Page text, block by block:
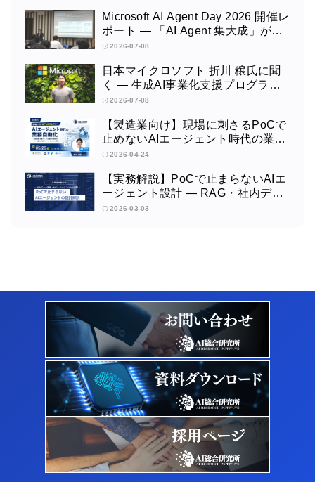
Microsoft AI Agent Day 2026 開催レ
ポート — 「AI Agent 集大成」が示
したエンタープライズAIエージェン
2026-07-08
日本マイクロソフト 折川 穣氏に聞
く — 生成AI事業化支援プログラム3
年目の現在地とPoCから本番実装へ
2026-07-08
【製造業向け】現場に刺さるPoCで
止めないAIエージェント時代の業務
自動化ウェビナーを開催します
2026-04-24
【実務解説】PoCで止まらないAIエ
ージェント設計 ― RAG・社内デー
タ連携・業務自動化ウェビナーを開
2026-03-03